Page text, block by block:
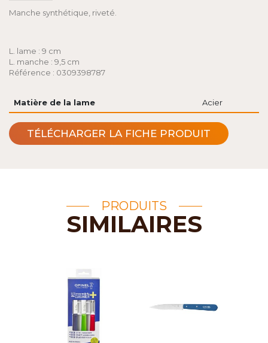
Manche synthétique, riveté.
L. lame : 9 cm
L. manche : 9,5 cm
Référence : 0309398787
Matière de la lame Acier
TÉLÉCHARGER LA FICHE PRODUIT
PRODUITS
SIMILAIRES